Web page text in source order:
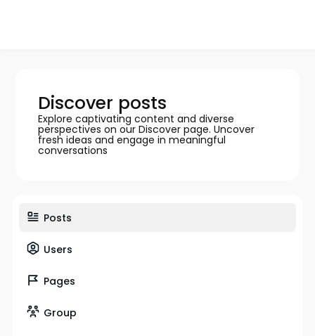
Discover posts
Explore captivating content and diverse
perspectives on our Discover page. Uncover
fresh ideas and engage in meaningful
conversations
Posts
Users
Pages
Group